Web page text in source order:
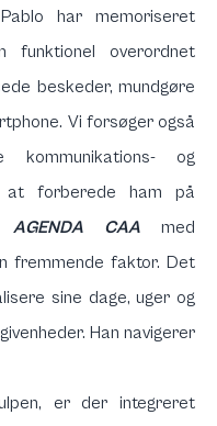
har memoriseret
overordnet
beskeder, mundgøre
Vi forsøger også
og
at forberede ham på
AGENDA CAAmed
fremmende faktor. Det
sine dage, uger og
Han navigerer
er der integreret